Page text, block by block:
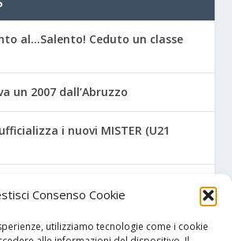
Consenso Cookie
utilizziamo tecnologie come i cookie
al…Salento! Ceduto un classe
un 2007 dall’Abruzzo
i nuovi MISTER (U21
U17 “svincolati” firmano